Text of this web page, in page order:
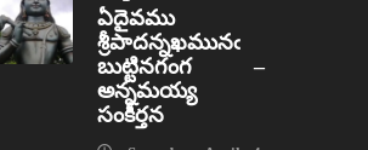
ఏదైవము
శ్రీపాదన్నఖమునఁ
బుట్టినగంగ –
అన్నమయ్య
సంకీర్తన